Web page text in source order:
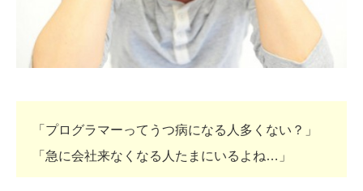
「プログラマーってうつ病になる人多くない？」
「急に会社来なくなる人たまにいるよね…」